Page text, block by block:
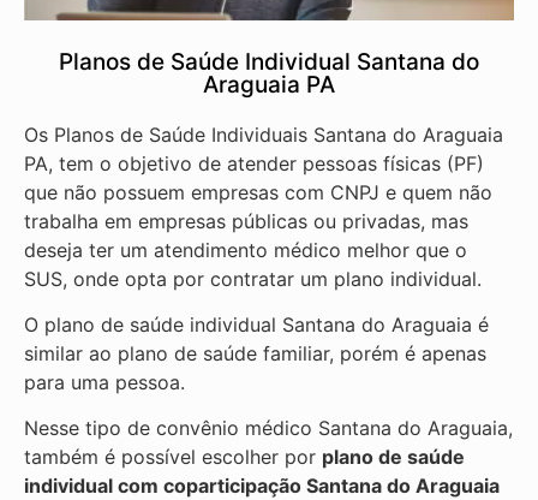
Planos de Saúde Individual Santana do
Araguaia PA
Os Planos de Saúde Individuais Santana do Araguaia
PA, tem o objetivo de atender pessoas físicas (PF)
que não possuem empresas com CNPJ e quem não
trabalha em empresas públicas ou privadas, mas
deseja ter um atendimento médico melhor que o
SUS, onde opta por contratar um plano individual.
O plano de saúde individual Santana do Araguaia é
similar ao plano de saúde familiar, porém é apenas
para uma pessoa.
Nesse tipo de convênio médico Santana do Araguaia,
também é possível escolher por plano de saúde
individual com coparticipação Santana do Araguaia